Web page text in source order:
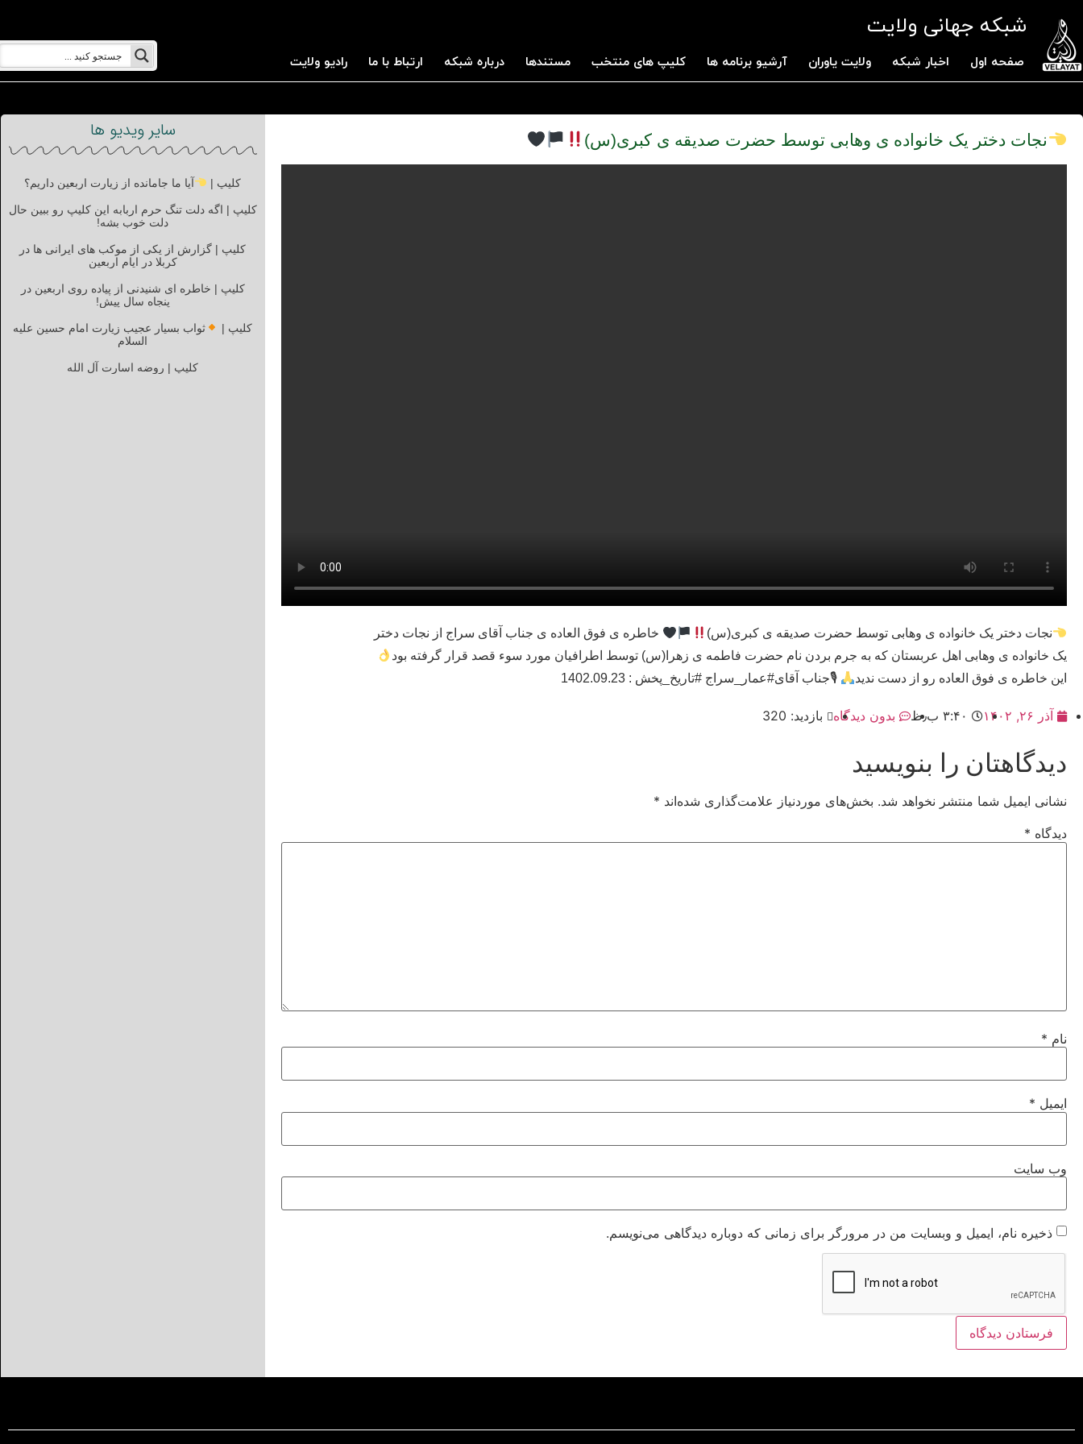
شبکه جهانی ولایت
صفحه اول اخبار شبکه ولایت یاوران آرشیو برنامه ها کلیپ های منتخب مستندها درباره شبکه ارتباط با ما رادیو ولایت
نجات دختر یک خانواده ی وهابی توسط حضرت صدیقه ی کبری(س)
نجات دختر یک خانواده ی وهابی توسط حضرت صدیقه ی کبری(س)
خاطره ی فوق العاده ی جناب آقای سراج از نجات دختر
یک خانواده ی وهابی اهل عربستان که به جرم بردن نام حضرت فاطمه ی زهرا(س) توسط اطرافیان مورد سوء قصد قرار گرفته بود
این خاطره ی فوق العاده رو از دست ندید
🎙جناب آقای#عمار_سراج #تاریخ_پخش : 1402.09.23
آذر ۲۶, ۱۴۰۲ ۳:۴۰ ب٫ظ بدون دیدگاه بازدید: 320
دیدگاهتان را بنویسید
نشانی ایمیل شما منتشر نخواهد شد. بخش‌های موردنیاز علامت‌گذاری شده‌اند *
دیدگاه *
نام *
ایمیل *
وب‌ سایت
ذخیره نام، ایمیل و وبسایت من در مرورگر برای زمانی که دوباره دیدگاهی می‌نویسم.
سایر ویدیو ها
کلیپ | آیا ما جامانده از زیارت اربعین داریم؟
کلیپ | اگه دلت تنگ حرم اربابه این کلیپ رو ببین حال
دلت خوب بشه!
کلیپ | گزارش از یکی از موکب های ایرانی ها در
کربلا در ایام اربعین
کلیپ | خاطره ای شنیدنی از پیاده روی اربعین در
پنجاه سال پیش!
کلیپ |
ثواب بسیار عجیب زیارت امام حسین علیه
السلام
کلیپ | روضه اسارت آل الله